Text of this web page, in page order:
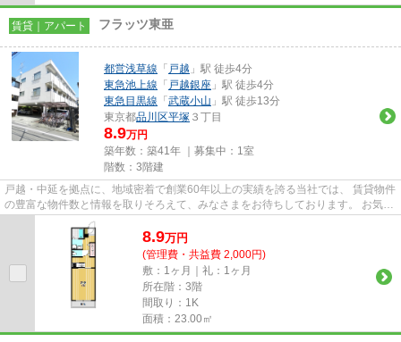
賃貸｜アパート フラッツ東亜
都営浅草線 「 戸越 」駅 徒歩4分
東急池上線 「 戸越銀座 」駅 徒歩4分
東急目黒線 「 武蔵小山 」駅 徒歩13分
東京都品川区平塚 ３丁目
8.9万円
築年数：築41年 ｜募集中： 1室
階数：3階建
戸越・中延を拠点に、地域密着で創業60年以上の実績を誇る当社では、 賃貸物件
の豊富な物件数と情報を取りそろえて、みなさまをお待ちしております。 お気軽
にお問い合わせください。 ...
8.9万円
(管理費・共益費 2,000円)
敷：1ヶ月｜礼：1ヶ月
所在階：3階
間取り：1K
面積：23.00㎡